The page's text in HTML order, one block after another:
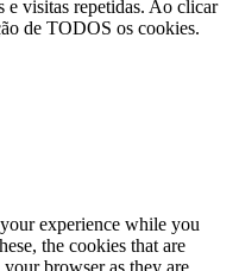
e visitas repetidas. Ao clicar
de TODOS os cookies.
experience while you
the cookies that are
your browser as they are